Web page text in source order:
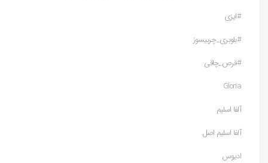
#ایزی
#بلوبری_چربیسوز
#قرص_چاقی
Gloria
آلفا اسلیم
آلفا اسلیم اصل
ادیوس